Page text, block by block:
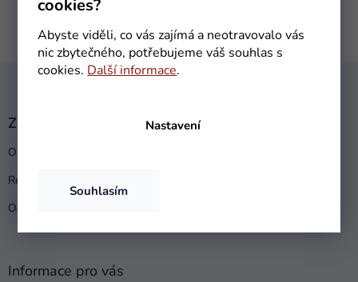
cookies?
Abyste viděli, co vás zajímá a neotravovalo vás
nic zbytečného, potřebujeme váš souhlas s
cookies. Další informace.
Nastavení
Souhlasím
Zákaznický servis
Obchodní podmínky
Reklamační řád
Ochrana osobních údajů
Informace pro vás